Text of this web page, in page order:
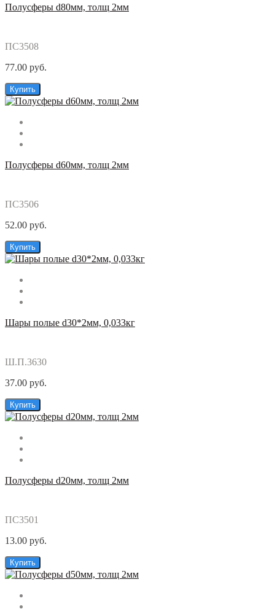
Полусферы d80мм, толщ 2мм
ПС3508
77.00 руб.
Купить
Полусферы d60мм, толщ 2мм
ПС3506
52.00 руб.
Купить
Шары полые d30*2мм, 0,033кг
Ш.П.3630
37.00 руб.
Купить
Полусферы d20мм, толщ 2мм
ПС3501
13.00 руб.
Купить